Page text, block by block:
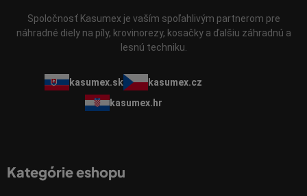
Spoločnosť Kasumex je vaším spoľahlivým partnerom pre
náhradné diely na píly, krovinorezy, kosačky a ďalšiu záhradnú a
lesnú techniku.
kasumex.sk
kasumex.cz
kasumex.hr
Kategórie eshopu